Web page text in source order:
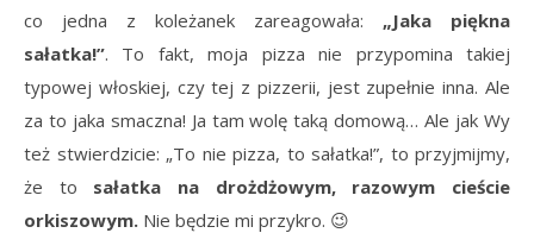
co jedna z koleżanek zareagowała: „Jaka piękna
sałatka!”. To fakt, moja pizza nie przypomina takiej
typowej włoskiej, czy tej z pizzerii, jest zupełnie inna. Ale
za to jaka smaczna! Ja tam wolę taką domową… Ale jak Wy
też stwierdzicie: „To nie pizza, to sałatka!”, to przyjmijmy,
że to sałatka na drożdżowym, razowym cieście
orkiszowym. Nie będzie mi przykro. 😉